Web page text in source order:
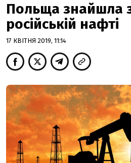
Польща знайшла
російській нафті
17 КВІТНЯ 2019, 11:14